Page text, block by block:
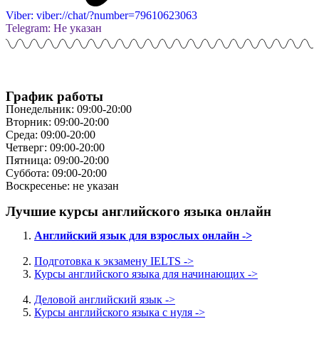
Viber: viber://chat/?number=79610623063
Telegram: Не указан
График работы
Понедельник: 09:00-20:00
Вторник: 09:00-20:00
Среда: 09:00-20:00
Четверг: 09:00-20:00
Пятница: 09:00-20:00
Суббота: 09:00-20:00
Воскресенье: не указан
Лучшие курсы английского языка онлайн
Английский язык для взрослых онлайн ->
Подготовка к экзамену IELTS ->
Курсы английского языка для начинающих ->
Деловой английский язык ->
Курсы английского языка с нуля ->